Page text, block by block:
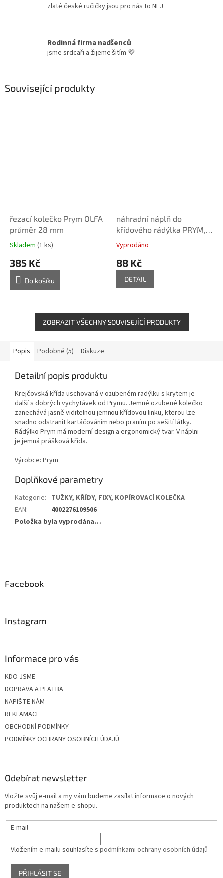
zlaté české ručičky jsou pro nás to NEJ
Rodinná firma nadšenců
jsme srdcaři a žijeme šitím 💜
Související produkty
řezací kolečko Prym OLFA
průměr 28 mm
Skladem (1 ks)
385 Kč
Do košíku
náhradní náplň do
křídového rádýlka PRYM,
Vyprodáno
88 Kč
DETAIL
ZOBRAZIT VŠECHNY SOUVISEJÍCÍ PRODUKTY
Popis Podobné (5) Diskuze
Detailní popis produktu
Krejčovská křída uschovaná v ozubeném radýlku s krytem je
další s dobrých vychytávek od Prymu. Jemné ozubené kolečko
zanechává jasně viditelnou jemnou křídovou linku, kterou lze
snadno odstranit kartáčováním nebo praním po sešití látky.
Rádýlko Prym má moderní design a ergonomický tvar. V náplni
je jemná prášková křída.
Výrobce: Prym
Doplňkové parametry
Kategorie: TUŽKY, KŘÍDY, FIXY, KOPÍROVACÍ KOLEČKA
EAN:
4002276109506
Položka byla vyprodána…
Facebook
Instagram
Informace pro vás
KDO JSME
DOPRAVA A PLATBA
NAPIŠTE NÁM
REKLAMACE
OBCHODNÍ PODMÍNKY
PODMÍNKY OCHRANY OSOBNÍCH ÚDAJŮ
Odebírat newsletter
Vložte svůj e-mail a my vám budeme zasílat informace o nových
produktech na našem e-shopu.
E-mail
Vložením e-mailu souhlasíte s podmínkami ochrany osobních údajů
PŘIHLÁSIT SE